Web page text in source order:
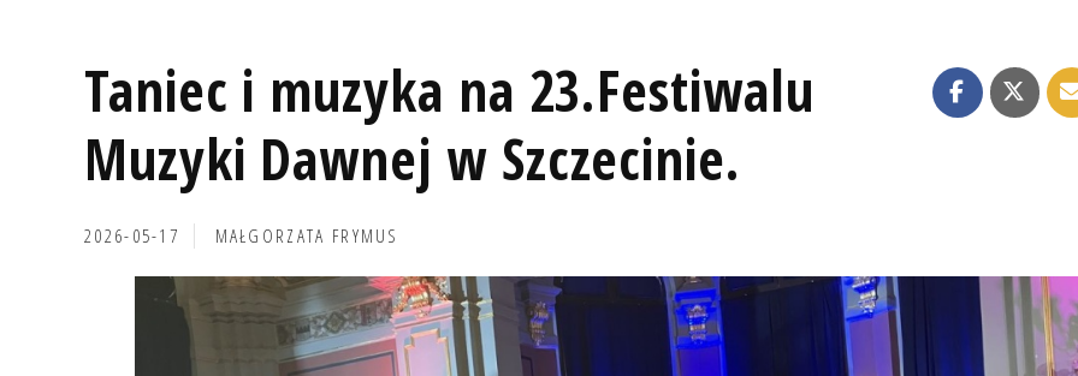
Taniec i muzyka na 23.Festiwalu
Muzyki Dawnej w Szczecinie.
2026-05-17 MAŁGORZATA FRYMUS